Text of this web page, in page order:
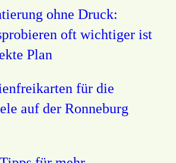
ohne Druck:
oft wichtiger ist
Plan
für die
auf der Ronneburg